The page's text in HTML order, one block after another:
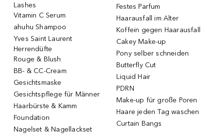
Lashes
Vitamin C Serum
ahuhu Shampoo
Yves Saint Laurent
Herrendüfte
Rouge & Blush
BB- & CC-Cream
Gesichtsmaske
Gesichtspflege für Männer
Haarbürste & Kamm
Foundation
Nagelset & Nagellackset
Festes Parfum
Haarausfall im Alter
Koffein gegen Haarausfall
Cakey Make-up
Pony selber schneiden
Butterfly Cut
Liquid Hair
PDRN
Make-up für große Poren
Haare jeden Tag waschen
Curtain Bangs